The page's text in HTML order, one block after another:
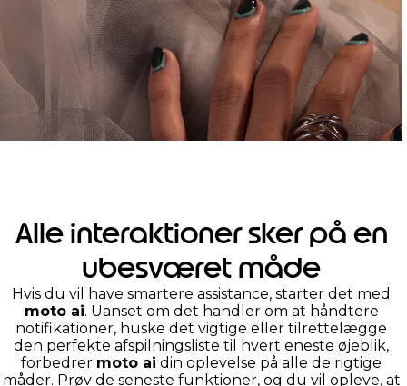
Alle interaktioner sker på en
ubesværet måde
Hvis du vil have smartere assistance, starter det med
moto ai. Uanset om det handler om at håndtere
notifikationer, huske det vigtige eller tilrettelægge
den perfekte afspilningsliste til hvert eneste øjeblik,
forbedrer moto ai din oplevelse på alle de rigtige
måder. Prøv de seneste funktioner, og du vil opleve, at